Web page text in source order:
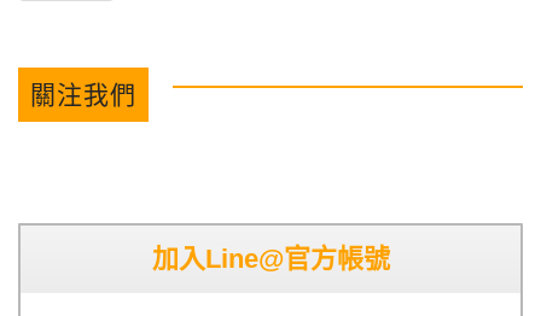
關注我們
加入Line@官方帳號